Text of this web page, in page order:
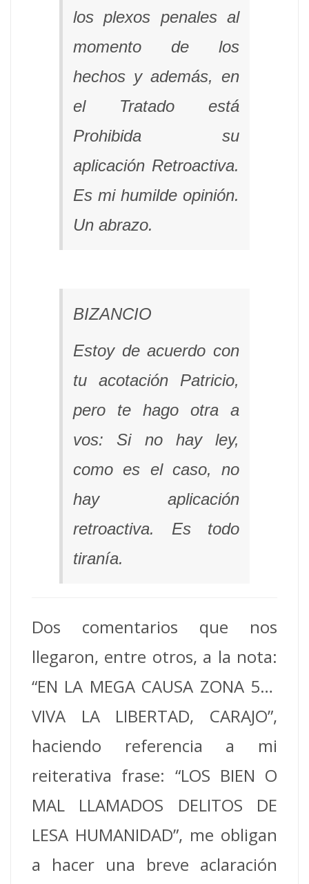
los plexos penales al
momento de los
hechos y además, en
el Tratado está
Prohibida su
aplicación Retroactiva.
Es mi humilde opinión.
Un abrazo.
BIZANCIO
Estoy de acuerdo con
tu acotación Patricio,
pero te hago otra a
vos: Si no hay ley,
como es el caso, no
hay aplicación
retroactiva. Es todo
tiranía.
Dos comentarios que nos
llegaron, entre otros, a la nota:
“EN LA MEGA CAUSA ZONA 5…
VIVA LA LIBERTAD, CARAJO”,
haciendo referencia a mi
reiterativa frase: “LOS BIEN O
MAL LLAMADOS DELITOS DE
LESA HUMANIDAD”, me obligan
a hacer una breve aclaración